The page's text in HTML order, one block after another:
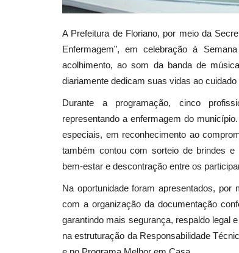
A Prefeitura de Floriano, por meio da
Enfermagem”, em celebração à
acolhimento, ao som da banda de
diariamente dedicam suas vidas ao
Durante a programação, cinco
representando a enfermagem do
especiais, em reconhecimento ao
também contou com sorteio de brindes e
bem-estar e descontração entre os
Na oportunidade foram apresentados,
com a organização da documentação
garantindo mais segurança, respaldo legal
na estruturação da Responsabilidade